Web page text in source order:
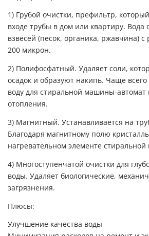
1) Грубой очистки, префильтр,
входе трубы в дом или квартиру. Вода
взвесей (песок, органика, ржавчина)
200 микрон.
2) Полифосфатный. Удаляет соли,
осадок и образуют накипь. Чаще
воду для стиральной машины-автомат
отопления.
3) Магнитный. Устанавливается на
Благодаря магнитному полю
нагревательном элементе
4) Многоступенчатой очистки для
воды. Удаляет биологические,
загрязнения.
Плюсы:
Улучшение качества воды